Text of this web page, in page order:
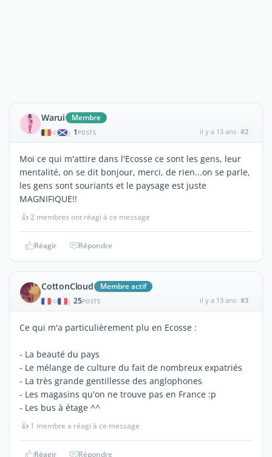
Warui Membre
| 1 POSTS il y a 13 ans #2
Moi ce qui m'attire dans l'Ecosse ce sont les gens, leur
mentalité, on se dit bonjour, merci, de rien...on se parle,
les gens sont souriants et le paysage est juste
MAGNIFIQUE!!
👍2 membres ont réagi à ce message
Réagir Répondre
CottonCloud Membre actif
| 25POSTS il y a 13 ans #3
Ce qui m'a particulièrement plu en Ecosse :
- La beauté du pays
- Le mélange de culture du fait de nombreux expatriés
- La très grande gentillesse des anglophones
- Les magasins qu'on ne trouve pas en France :p
- Les bus à étage ^^
👍 1 membre a réagi à ce message
Réagir Répondre